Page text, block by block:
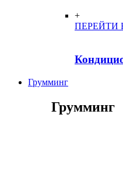
+
ПЕРЕЙТИ
Грумминг
Грумминг